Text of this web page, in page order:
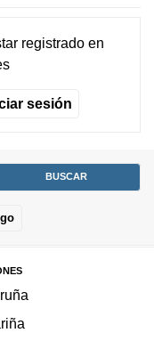
registradoen
sesión